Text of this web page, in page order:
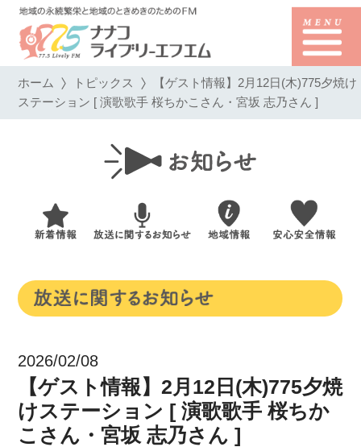
ホーム トピックス 【ゲスト情報】2月12日(木)775夕焼け
ステーション [ 演歌歌手 桜ちかこさん・宮坂 志乃さん ]
2026/02/08
【ゲスト情報】2月12日(木)775夕焼
けステーション [ 演歌歌手 桜ちか
こさん・宮坂 志乃さん ]